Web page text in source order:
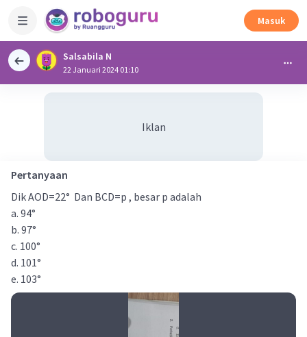
Masuk
Salsabila N
22 Januari 2024 01:10
Iklan
Pertanyaan
Dik AOD=22° Dan BCD=p , besar p adalah
a. 94°
b. 97°
c. 100°
d. 101°
e. 103°